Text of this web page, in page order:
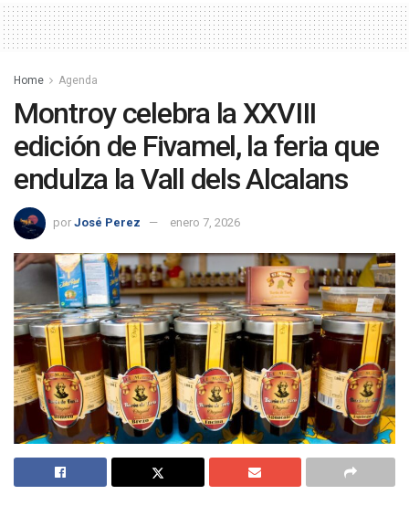
Home Agenda
Montroy celebra la XXVIII
edición de Fivamel, la feria que
endulza la Vall dels Alcalans
por José Perez enero 7, 2026